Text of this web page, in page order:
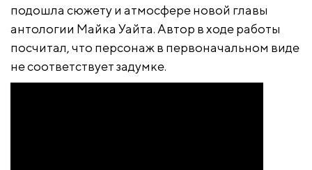
подошла сюжету и атмосфере новой главы
антологии Майка Уайта. Автор в ходе работы
посчитал, что персонаж в первоначальном виде
не соответствует задумке.